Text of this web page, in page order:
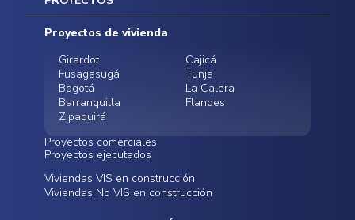
Mapa del sitio
Postventas
Contratación Directa
Noticias
Proyectos de vivienda
Girardot
Cajicá
Fusagasugá
Tunja
Bogotá
La Calera
Barranquilla
Flandes
Zipaquirá
Proyectos comerciales
Funza
Infinitum Zentral
Bodegas - ALMAX
Centro Comercial
Proyectos ejecutados
Conoce nuestros
proyectos ejecutados
Viviendas VIS en construcción
Viviendas No VIS en construcción